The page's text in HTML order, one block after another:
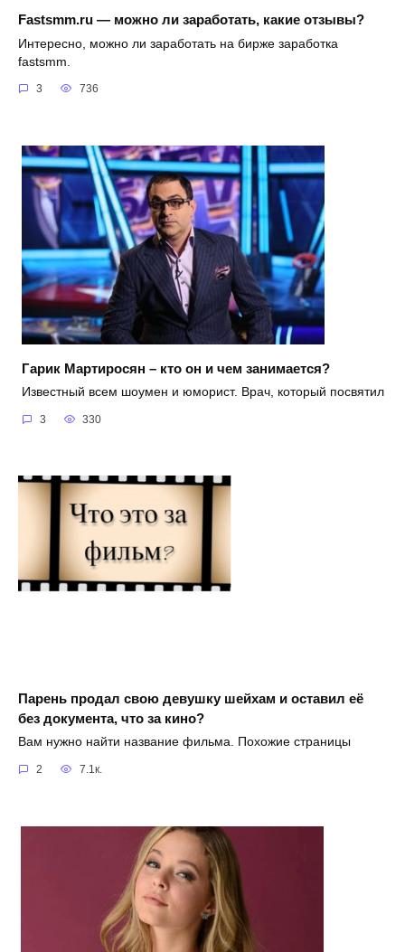
Fastsmm.ru — можно ли заработать, какие отзывы?
Интересно, можно ли заработать на бирже заработка
fastsmm.
3 736
Гарик Мартиросян – кто он и чем занимается?
Известный всем шоумен и юморист. Врач, который посвятил
3 330
Парень продал свою девушку шейхам и оставил её
без документа, что за кино?
Вам нужно найти название фильма. Похожие страницы
2 7.1к.